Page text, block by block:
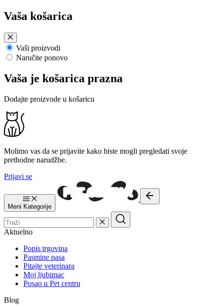
Preskoči
na
sadržaj
Vaša košarica
Vaši proizvodi
Naručite ponovo
Vaša je košarica prazna
Dodajte proizvode u košaricu
Molimo vas da se prijavite kako biste mogli pregledati svoje
prethodne narudžbe.
Prijavi se
Meni Kategorije
Aktuelno
Popis trgovina
Pasmine pasa
Pitajte veterinara
Moj ljubimac
Posao u Pet centru
Blog